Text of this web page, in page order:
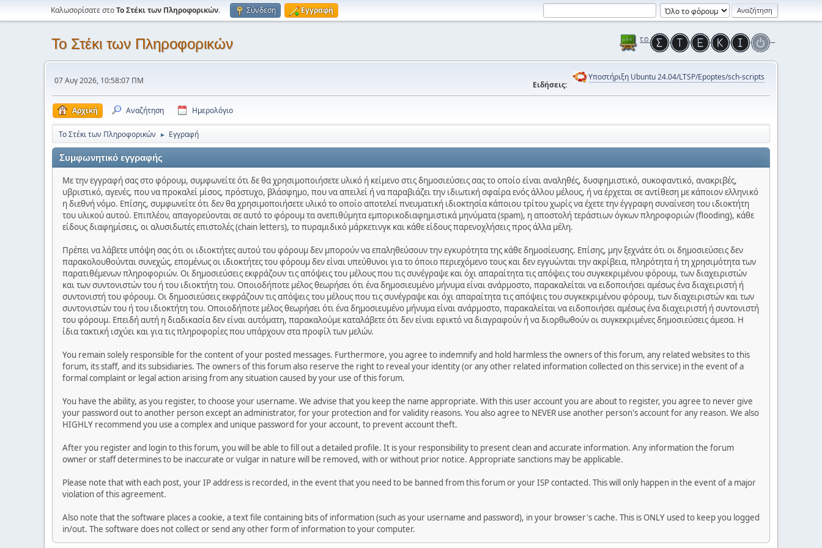
Καλωσορίσατε στοΤο Στέκι των Πληροφορικών. Σύνδεση Εγγραφή
Το Στέκι των Πληροφορικών
07 Αυγ 2026, 10:58:07 ΠΜ Ειδήσεις:
Υποστήριξη Ubuntu 24.04/LTSP/Epoptes/sch-scripts
Αρχική Αναζήτηση Ημερολόγιο
Το Στέκι των Πληροφορικών ► Εγγραφή
Συμφωνητικό εγγραφής
Με την εγγραφή σας στο φόρουμ, συμφωνείτε ότι δε θα χρησιμοποιήσετε υλικό ή κείμενο στις δημοσιεύσεις σας το οποίο είναι αναληθές, δυσφημιστικό, συκοφαντικό, ανακριβές,
υβριστικό, αγενές, που να προκαλεί μίσος, πρόστυχο, βλάσφημο, που να απειλεί ή να παραβιάζει την ιδιωτική σφαίρα ενός άλλου μέλους, ή να έρχεται σε αντίθεση με κάποιον ελληνικό
η διεθνή νόμο. Επίσης, συμφωνείτε ότι δεν θα χρησιμοποιήσετε υλικό το οποίο αποτελεί πνευματική ιδιοκτησία κάποιου τρίτου χωρίς να έχετε την έγγραφη συναίνεση του ιδιοκτήτη
του υλικού αυτού. Επιπλέον, απαγορεύονται σε αυτό το φόρουμ τα ανεπιθύμητα εμπορικοδιαφημιστικά μηνύματα (spam), η αποστολή τεράστιων όγκων πληροφοριών (flooding), κάθε
είδους διαφημίσεις, οι αλυσιδωτές επιστολές (chain letters), το πυραμιδικό μάρκετινγκ και κάθε είδους παρενοχλήσεις προς άλλα μέλη.
Πρέπει να λάβετε υπόψη σας ότι οι ιδιοκτήτες αυτού του φόρουμ δεν μπορούν να επαληθεύσουν την εγκυρότητα της κάθε δημοσίευσης. Επίσης, μην ξεχνάτε ότι οι δημοσιεύσεις δεν
παρακολουθούνται συνεχώς, επομένως οι ιδιοκτήτες του φόρουμ δεν είναι υπεύθυνοι για το όποιο περιεχόμενο τους και δεν εγγυώνται την ακρίβεια, πληρότητα ή τη χρησιμότητα των
παρατιθέμενων πληροφοριών. Οι δημοσιεύσεις εκφράζουν τις απόψεις του μέλους που τις συνέγραψε και όχι απαραίτητα τις απόψεις του συγκεκριμένου φόρουμ, των διαχειριστών
και των συντονιστών του ή του ιδιοκτήτη του. Οποιοδήποτε μέλος θεωρήσει ότι ένα δημοσιευμένο μήνυμα είναι ανάρμοστο, παρακαλείται να ειδοποιήσει αμέσως ένα διαχειριστή ή
συντονιστή του φόρουμ. Οι δημοσιεύσεις εκφράζουν τις απόψεις του μέλους που τις συνέγραψε και όχι απαραίτητα τις απόψεις του συγκεκριμένου φόρουμ, των διαχειριστών και των
συντονιστών του ή του ιδιοκτήτη του. Οποιοδήποτε μέλος θεωρήσει ότι ένα δημοσιευμένο μήνυμα είναι ανάρμοστο, παρακαλείται να ειδοποιήσει αμέσως ένα διαχειριστή ή συντονιστή
του φόρουμ. Επειδή αυτή η διαδικασία δεν είναι αυτόματη, παρακαλούμε καταλάβετε ότι δεν είναι εφικτό να διαγραφούν ή να διορθωθούν οι συγκεκριμένες δημοσιεύσεις άμεσα. Η
ίδια τακτική ισχύει και για τις πληροφορίες που υπάρχουν στα προφίλ των μελών.
You remain solely responsible for the content of your posted messages. Furthermore, you agree to indemnify and hold harmless the owners of this forum, any related websites to this
forum, its staff, and its subsidiaries. The owners of this forum also reserve the right to reveal your identity (or any other related information collected on this service) in the event of a
formal complaint or legal action arising from any situation caused by your use of this forum.
You have the ability, as you register, to choose your username. We advise that you keep the name appropriate. With this user account you are about to register, you agree to never give
your password out to another person except an administrator, for your protection and for validity reasons. You also agree to NEVER use another person's account for any reason. We also
HIGHLY recommend you use a complex and unique password for your account, to prevent account theft.
After you register and login to this forum, you will be able to fill out a detailed profile. It is your responsibility to present clean and accurate information. Any information the forum
owner or staff determines to be inaccurate or vulgar in nature will be removed, with or without prior notice. Appropriate sanctions may be applicable.
Please note that with each post, your IP address is recorded, in the event that you need to be banned from this forum or your ISP contacted. This will only happen in the event of a major
violation of this agreement.
Also note that the software places a cookie, a text file containing bits of information (such as your username and password), in your browser's cache. This is ONLY used to keep you logged
in/out. The software does not collect or send any other form of information to your computer.